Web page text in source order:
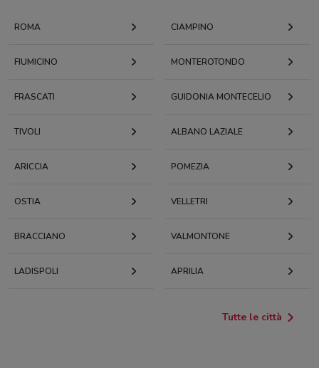
ROMA CIAMPINO
FIUMICINO MONTEROTONDO
FRASCATI GUIDONIA MONTECELIO
TIVOLI ALBANO LAZIALE
ARICCIA POMEZIA
OSTIA VELLETRI
BRACCIANO VALMONTONE
LADISPOLI APRILIA
Tutte le città